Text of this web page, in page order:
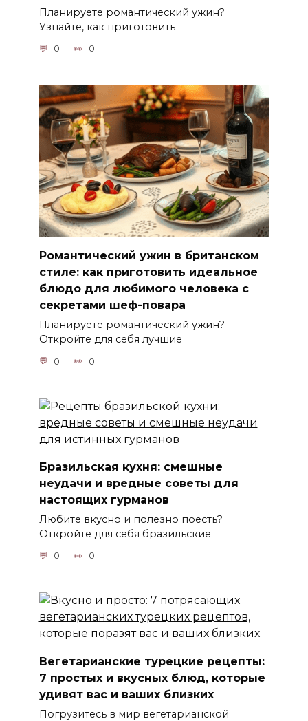
Планируете романтический ужин?
Узнайте, как приготовить
0 0
Романтический ужин в британском
стиле: как приготовить идеальное
блюдо для любимого человека с
секретами шеф-повара
Планируете романтический ужин?
Откройте для себя лучшие
0 0
Бразильская кухня: смешные
неудачи и вредные советы для
настоящих гурманов
Любите вкусно и полезно поесть?
Откройте для себя бразильские
0 0
Вегетарианские турецкие рецепты:
7 простых и вкусных блюд, которые
удивят вас и ваших близких
Погрузитесь в мир вегетарианской